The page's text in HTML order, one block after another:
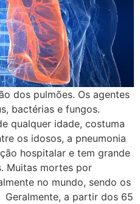
dos pulmões. Os agentes
bactérias e fungos.
qualquer idade, costuma
os idosos, a pneumonia
hospitalar e tem grande
Muitas mortes por
no mundo, sendo os
Geralmente, a partir dos 65